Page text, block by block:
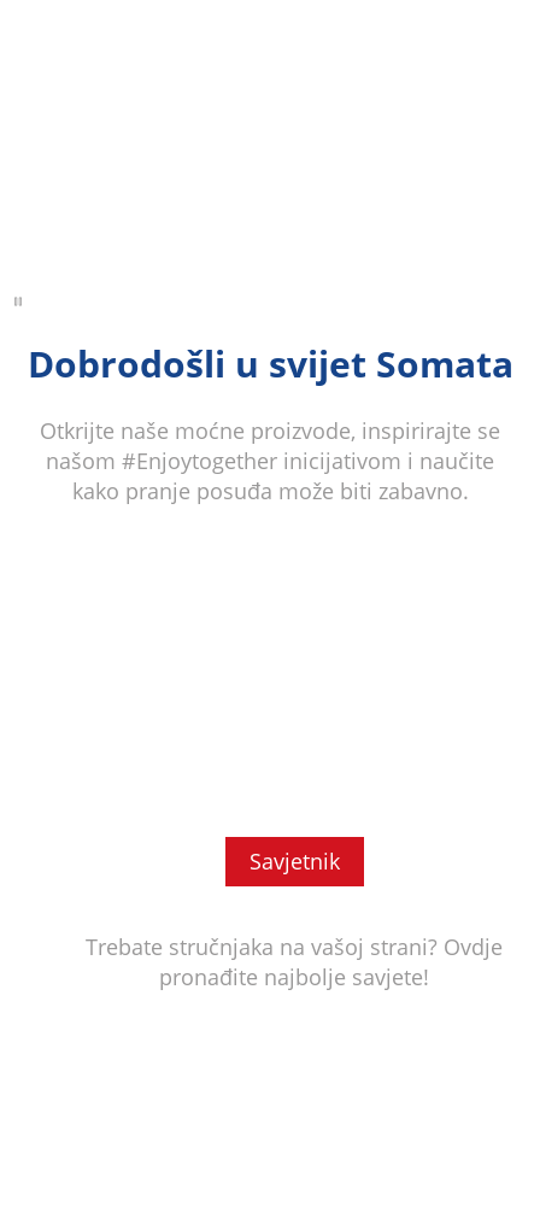
Dobrodošli u svijet Somata
Otkrijte naše moćne proizvode, inspirirajte se
našom #Enjoytogether inicijativom i naučite
kako pranje posuđa može biti zabavno.
Savjetnik
Trebate stručnjaka na vašoj strani? Ovdje
pronađite najbolje savjete!